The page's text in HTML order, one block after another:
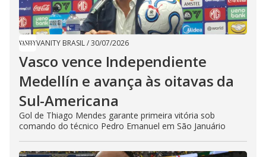
VANITY BRASIL/30/07/2026
Vasco vence Independiente
Medellín e avança às oitavas da
Sul-Americana
Gol de Thiago Mendes garante primeira vitória sob
comando do técnico Pedro Emanuel em São Januário